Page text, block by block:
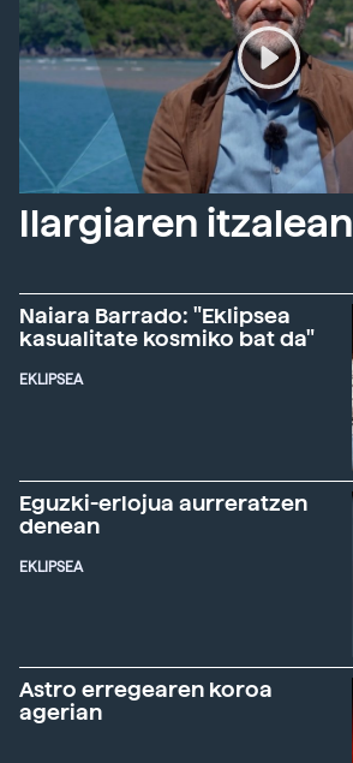
Ilargiaren itzalean
Naiara Barrado: "Eklipsea
kasualitate kosmiko bat da"
EKLIPSEA
Eguzki-erlojua aurreratzen
denean
EKLIPSEA
Astro erregearen koroa
agerian